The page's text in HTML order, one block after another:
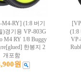
M4-RY] (1:8 버기
)경기용 VP-803G
M4 RY 1/8 Buggy
한봉지 2
개포함
원
(1:8